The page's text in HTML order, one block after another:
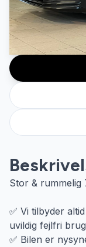
Stor & rummelig
✅ Vi tilbyder
uvildig fejlfri
✅ Bilen er